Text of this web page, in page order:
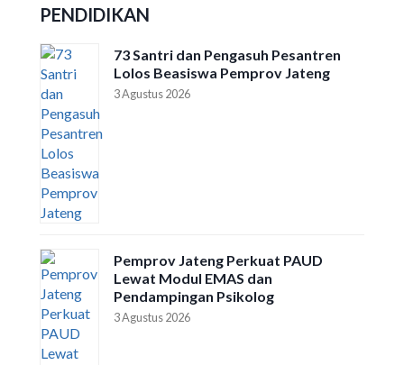
PENDIDIKAN
73 Santri dan Pengasuh Pesantren
Lolos Beasiswa Pemprov Jateng
3 Agustus 2026
Pemprov Jateng Perkuat PAUD
Lewat Modul EMAS dan
Pendampingan Psikolog
3 Agustus 2026